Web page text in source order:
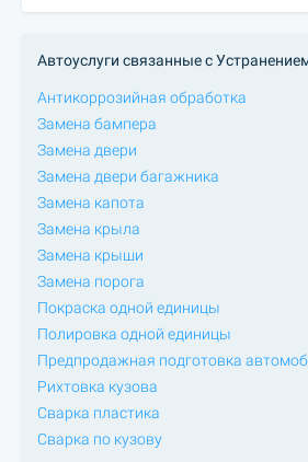
Автоуслуги связанные с
Антикоррозийная обработка
Замена бампера
Замена двери
Замена двери багажника
Замена капота
Замена крыла
Замена крыши
Замена порога
Покраска одной единицы
Полировка одной единицы
Предпродажная подготовка
Рихтовка кузова
Сварка пластика
Сварка по кузову